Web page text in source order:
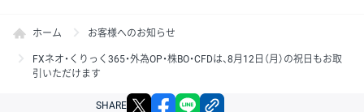
ホーム お客様へのお知らせ
FXネオ・くりっく365・外為OP・株BO・CFDは、8月12日（月）の祝日もお取
引いただけます
SHARE X facebook